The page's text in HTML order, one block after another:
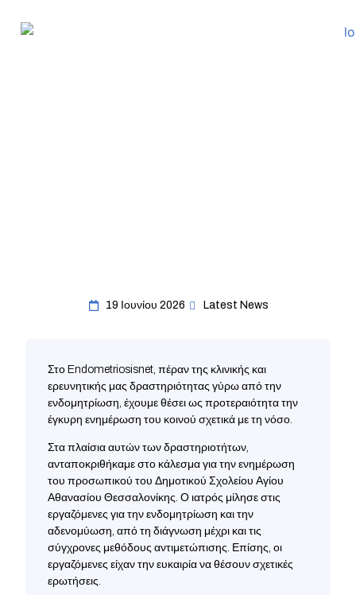
19 Ιουνίου 2026 Latest News
Στο Endometriosisnet, πέραν της κλινικής και
ερευνητικής μας δραστηριότητας γύρω από την
ενδομητρίωση, έχουμε θέσει ως προτεραιότητα την
έγκυρη ενημέρωση του κοινού σχετικά με τη νόσο.
Στα πλαίσια αυτών των δραστηριοτήτων,
ανταποκριθήκαμε στο κάλεσμα για την ενημέρωση
του προσωπικού του Δημοτικού Σχολείου Αγίου
Αθανασίου Θεσσαλονίκης. Ο ιατρός μίλησε στις
εργαζόμενες για την ενδομητρίωση και την
αδενομύωση, από τη διάγνωση μέχρι και τις
σύγχρονες μεθόδους αντιμετώπισης. Επίσης, οι
εργαζόμενες είχαν την ευκαιρία να θέσουν σχετικές
ερωτήσεις.